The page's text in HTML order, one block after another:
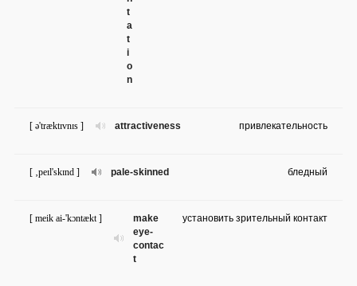
t
a
t
i
o
n
attractiveness
[ ə'træktɪvnɪs ] привлекательность
pale-skinned
[ ‚peɪl'skɪnd ] бледный
make
eye-
contac
t
[ meik ai-'kɔntækt ] установить зрительный контакт